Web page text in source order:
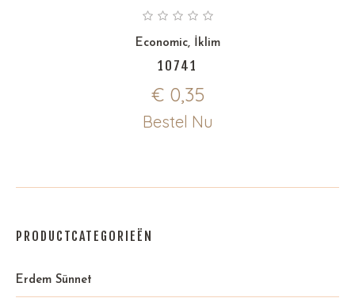
Economic, İklim
10741
€ 0,35
Bestel Nu
PRODUCTCATEGORIEËN
Erdem Sünnet